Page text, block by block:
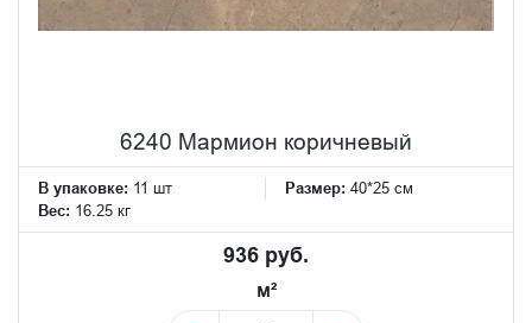
6240 Мармион коричневый
В упаковке: 11 шт Размер: 40*25 см
Вес: 16.25 кг
936 руб.
м²